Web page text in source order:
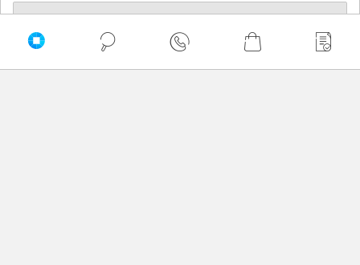
Twoje imię
Twoja opinia